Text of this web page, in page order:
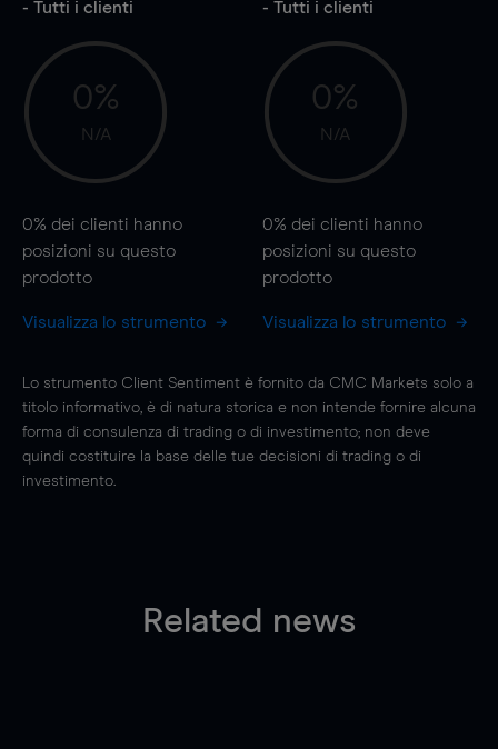
- Tutti i clienti
0%
N/A
0% dei clienti hanno
posizioni su questo
prodotto
Visualizza lo strumento
- Tutti i clienti
0%
N/A
0% dei clienti hanno
posizioni su questo
prodotto
Visualizza lo strumento
Lo strumento Client Sentiment è fornito da CMC Markets solo a
titolo informativo, è di natura storica e non intende fornire alcuna
forma di consulenza di trading o di investimento; non deve
quindi costituire la base delle tue decisioni di trading o di
investimento.
Related news